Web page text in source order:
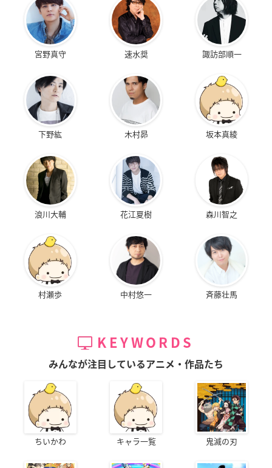
宮野真守 速水奨 諏訪部順一
下野紘 木村昴 坂本真綾
浪川大輔 花江夏樹 森川智之
村瀬歩 中村悠一 斉藤壮馬
KEYWORDS
みんなが注目しているアニメ・作品たち
ちいかわ キャラ一覧 鬼滅の刃